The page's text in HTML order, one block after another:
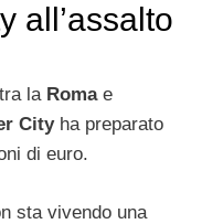
all’assalto
la Romae
Cityha preparato
di euro.
sta vivendo una